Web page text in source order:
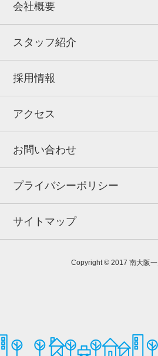
会社概要
スタッフ紹介
採用情報
アクセス
お問い合わせ
プライバシーポリシー
サイトマップ
Copyright © 2017 南大阪